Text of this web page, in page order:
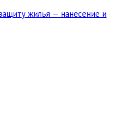
жилья — нанесение и